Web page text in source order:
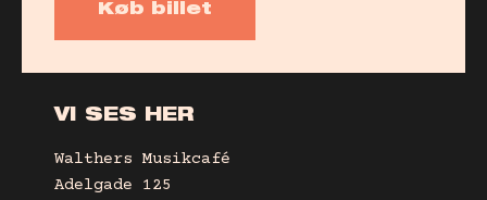
Køb billet
VI SES HER
Walthers Musikcafé
Adelgade 125